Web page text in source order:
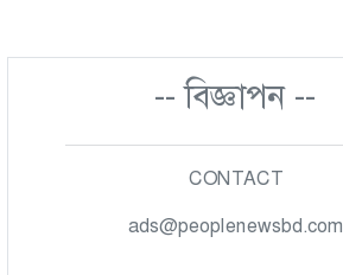
-- বিজ্ঞাপন --
CONTACT
ads@peoplenewsbd.com